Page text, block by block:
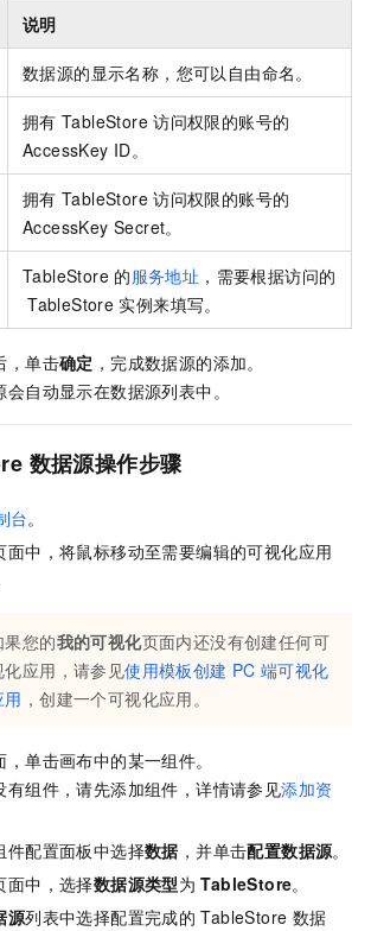
说明
数据源的显示名称，您可以自由命名。
拥有 TableStore 访问权限的账号的
AccessKey ID。
拥有 TableStore 访问权限的账号的
AccessKey Secret。
TableStore 的服务地址 ，需要根据访问的
TableStore 实例来填写。
，单击确定 ，完成数据源的添加。
自动显示在数据源列表中。
数据源操作步骤
台。
面中，将鼠标移动至需要编辑的可视化应用
果您的我的可视化页面内还没有创建任何可
化应用，请参见使用模板创建 PC 端可视化
用 ，创建一个可视化应用。
单击画布中的某一组件。
有组件，请先添加组件，详情请参见添加资
件配置面板中选择数据，并单击配置数据源。
面中，选择数据源类型为 TableStore。
源列表中选择配置完成的 TableStore 数据